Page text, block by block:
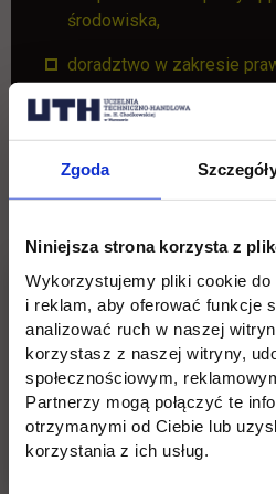
Zgoda
Niniejsza strona korzysta z
Wykorzystujemy pliki cookie
i reklam, aby oferować funkcje
analizować ruch w naszej
korzystasz z naszej witryny,
społecznościowym,
Partnerzy mogą połączyć te
otrzymanymi od Ciebie lub
korzystania z ich usług.
środowiska,
doradztwo w zakresie
szkolenia z zakresu
społecznych,
doradztwo w zakresie
przygotowanie projektów
inwestycyjnych.
Więcej informacji:Biuro
22 e-mail:kariera@uth.edu.pl